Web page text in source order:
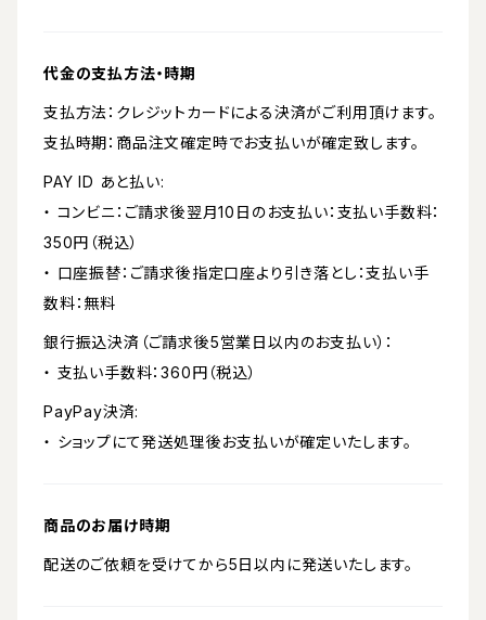
代金の支払方法・時期
支払方法：クレジットカードによる決済がご利用頂けます。
支払時期：商品注文確定時でお支払いが確定致します。
PAY ID あと払い:
・ コンビニ：ご請求後翌月10日のお支払い：支払い手数料：
350円（税込）
・ 口座振替：ご請求後指定口座より引き落とし：支払い手
数料：無料
銀行振込決済（ご請求後5営業日以内のお支払い）：
・ 支払い手数料：360円（税込）
PayPay決済:
・ ショップにて発送処理後お支払いが確定いたします。
商品のお届け時期
配送のご依頼を受けてから5日以内に発送いたします。